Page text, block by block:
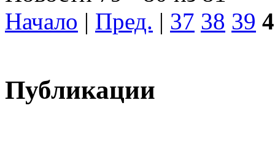
Начало | Пред. | 37 38 39
Публикации